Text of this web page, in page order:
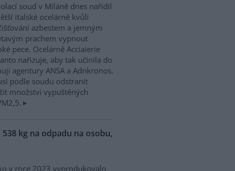
soud v Miláně dnes nařídil
italské ocelárně kvůli
azbestem a jemným
prachem vypnout
pece. Ocelárně Acciaierie
nařizuje, aby tak učinila do
agentury ANSA a Adnkronos.
podle soudu odstranit
množství vypuštěných
kg na odpadu na osobu,
v roce 2023 vyprodukovalo